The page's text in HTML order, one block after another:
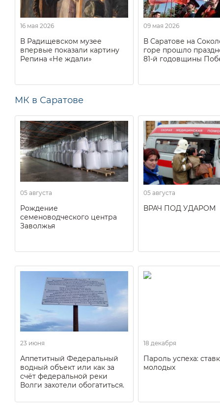
16 мая 2026
В Радищевском музее
впервые показали картину
Репина «Не ждали»
09 мая 2026
В Саратове на
горе прошло
81-й годовщины
МК в Саратове
05 августа
Рождение
семеноводческого центра
Заволжья
05 августа
ВРАЧ ПОД УДАРОМ
23 июня
Аппетитный Федеральный
водный объект или как за
счёт федеральной реки
Волги захотели обогатиться.
18 декабря
Пароль успеха:
молодых